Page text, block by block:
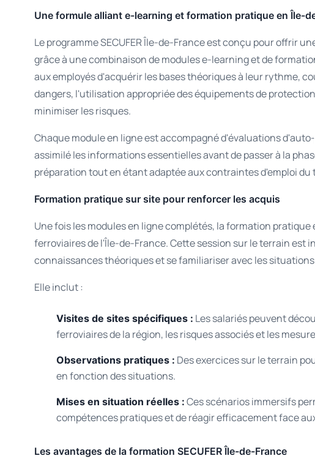
Une formule alliant e-learning et formation pratique en Île-
Le programme SECUFER Île-de-France est conçu pour offrir
grâce à une combinaison de modules e-learning et de
aux employés d'acquérir les bases théoriques à leur rythme,
dangers, l'utilisation appropriée des équipements de
minimiser les risques.
Chaque module en ligne est accompagné d'évaluations
assimilé les informations essentielles avant de passer à la
préparation tout en étant adaptée aux contraintes d'emploi du
Formation pratique sur site pour renforcer les acquis
Une fois les modules en ligne complétés, la formation
ferroviaires de l'Île-de-France. Cette session sur le terrain est
connaissances théoriques et se familiariser avec les
Elle inclut :
Visites de sites spécifiques : Les salariés peuvent
ferroviaires de la région, les risques associés et les
Observations pratiques : Des exercices sur le terrain
en fonction des situations.
Mises en situation réelles : Ces scénarios immersifs
compétences pratiques et de réagir efficacement face
Les avantages de la formation SECUFER Île-de-France